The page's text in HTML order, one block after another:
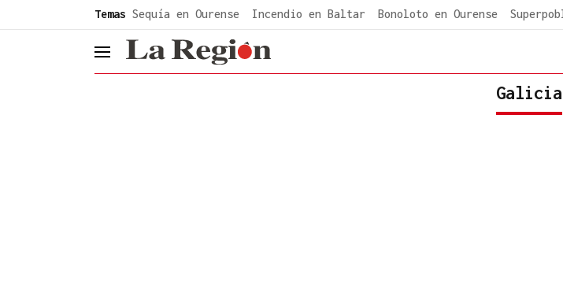
Temas Sequía en Ourense Incendio en Baltar Bonoloto en Ourense
header.menu.open
Galicia